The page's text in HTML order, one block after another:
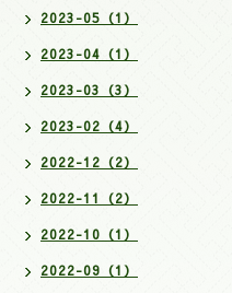
2023-05（1）
2023-04（1）
2023-03（3）
2023-02（4）
2022-12（2）
2022-11（2）
2022-10（1）
2022-09（1）